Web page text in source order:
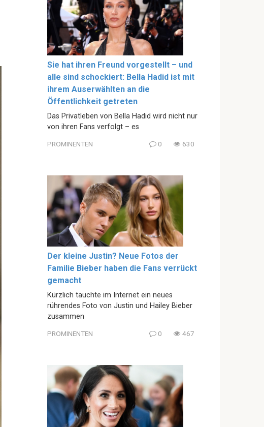
Sie hat ihren Freund vorgestellt – und
alle sind schockiert: Bella Hadid ist mit
ihrem Auserwählten an die
Öffentlichkeit getreten
Das Privatleben von Bella Hadid wird nicht nur
von ihren Fans verfolgt – es
PROMINENTEN 0 630
Der kleine Justin? Neue Fotos der
Familie Bieber haben die Fans verrückt
gemacht
Kürzlich tauchte im Internet ein neues
rührendes Foto von Justin und Hailey Bieber
zusammen
PROMINENTEN 0 467